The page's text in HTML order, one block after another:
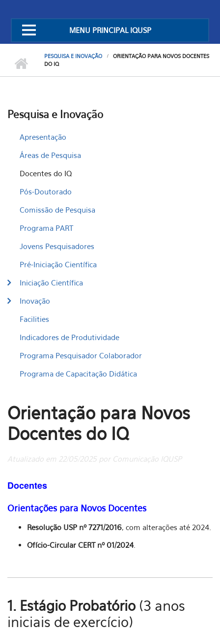
MENU PRINCIPAL IQUSP
PESQUISA E INOVAÇÃO
ORIENTAÇÃO PARA NOVOS DOCENTES
DO IQ
Pesquisa e Inovação
Apresentação
Áreas de Pesquisa
Docentes do IQ
Pós-Doutorado
Comissão de Pesquisa
Programa PART
Jovens Pesquisadores
Pré-Iniciação Científica
Iniciação Científica
Inovação
Facilities
Indicadores de Produtividade
Programa Pesquisador Colaborador
Programa de Capacitação Didática
Orientação para Novos
Docentes do IQ
Atualizado em 22/05/2025 por Comunicação IQUSP
Docentes
Orientações para Novos Docentes
Resolução USP nº 7271/2016, com alterações até 2024.
Ofício-Circular CERT nº 01/2024.
1. Estágio Probatório (3 anos
iniciais de exercício)